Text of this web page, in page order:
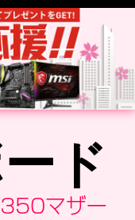
ド
マザー